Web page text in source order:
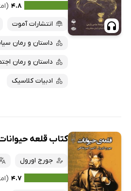
۴.۸
انتشارات آموت
داستان و رمان
داستان و رمان
ادبیات کلاسیک
کتاب قلعه
جورج اورول
۴.۷